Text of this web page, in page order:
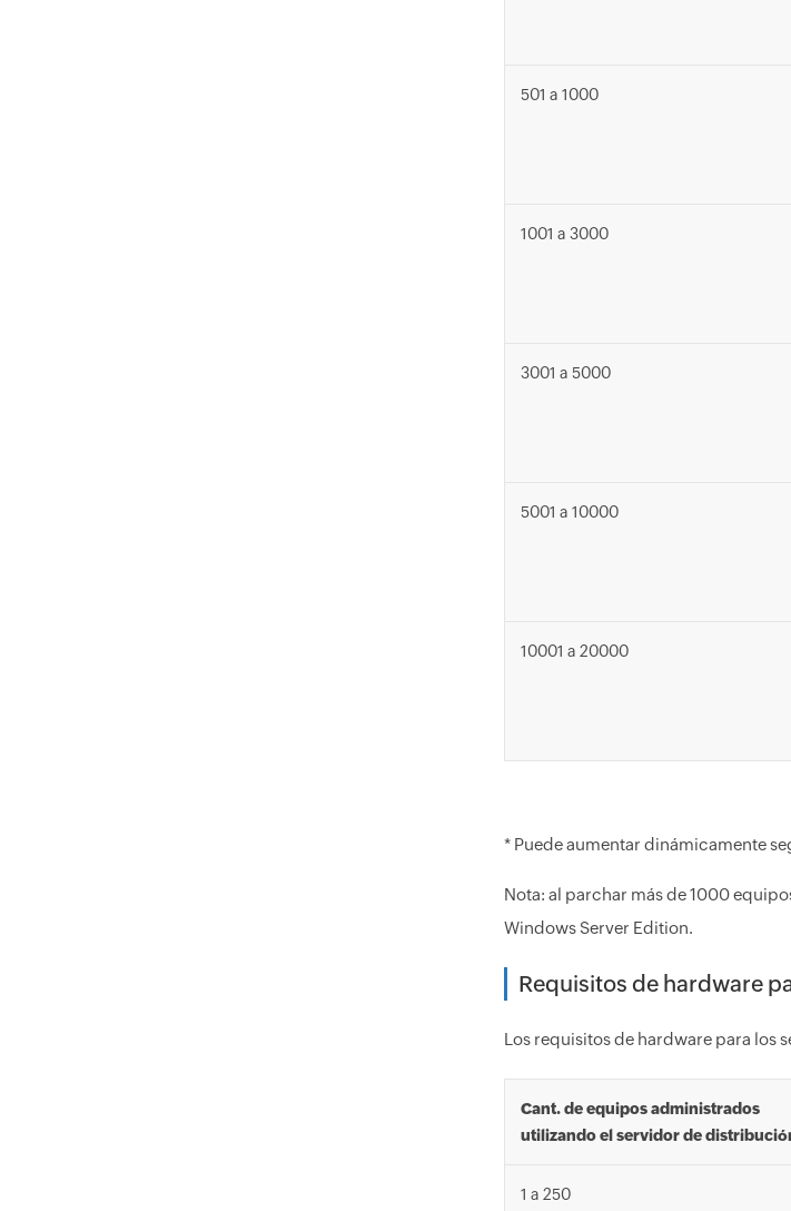
501 a 1000
1001 a 3000
3001 a 5000
5001 a 10000
10001 a 20000
* Puede aumentar dinámicamente
Nota: al parchar más de 1000
Windows Server Edition.
Requisitos de hardware
Los requisitos de hardware para los
Cant. de equipos administrados
utilizando el servidor de
1 a 250